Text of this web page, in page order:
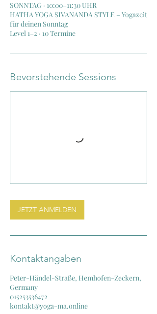
SONNTAG · 10:00–11:30 UHR
HATHA YOGA SIVANANDA STYLE – Yogazeit
für deinen Sonntag
Level 1–2 · 10 Termine
Bevorstehende Sessions
JETZT ANMELDEN
Kontaktangaben
Peter-Händel-Straße, Hemhofen-Zeckern,
Germany
015253536472
kontakt@yoga-ma.online